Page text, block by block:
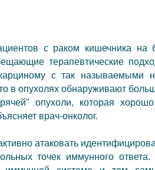
с раком кишечника на
терапевтические
с так называемыми
в опухолях обнаруживают
опухоли, которая хорошо
врач-онколог.
атаковать
точек иммунного